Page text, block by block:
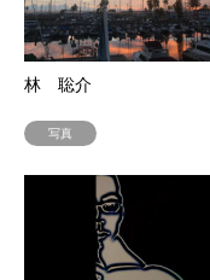
林 聡介
写真